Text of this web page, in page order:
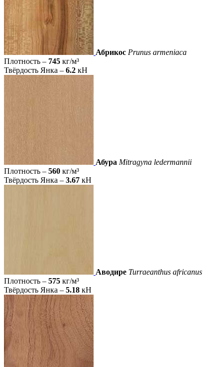
Абрикос Prunus armeniaca
Плотность – 745 кг/м³
Твёрдость Янка – 6.2 кН
Абура Mitragyna ledermannii
Плотность – 560 кг/м³
Твёрдость Янка – 3.67 кН
Аводире Turraeanthus africanus
Плотность – 575 кг/м³
Твёрдость Янка – 5.18 кН